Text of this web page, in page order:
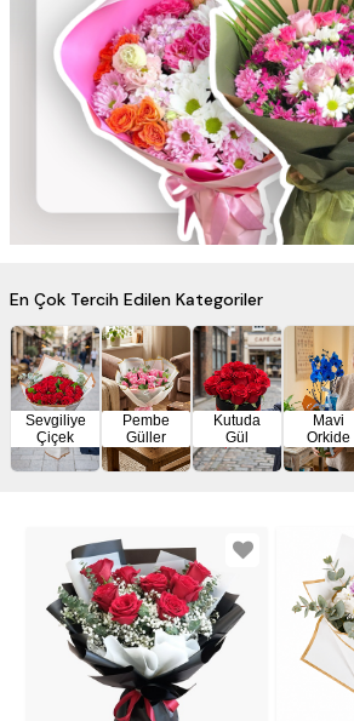
En Çok Tercih Edilen Kategoriler
Sevgiliye
Çiçek
Pembe
Güller
Kutuda
Gül
Mavi
Orkide